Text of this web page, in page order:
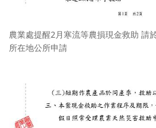
農業處提醒2月寒流等農損現金救助 請
所在地公所申請